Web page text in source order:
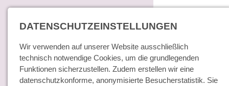
DATENSCHUTZEINSTELLUNGEN
Wir verwenden auf unserer Website ausschließlich
technisch notwendige Cookies, um die grundlegenden
Funktionen sicherzustellen. Zudem erstellen wir eine
datenschutzkonforme, anonymisierte Besucherstatistik. Sie